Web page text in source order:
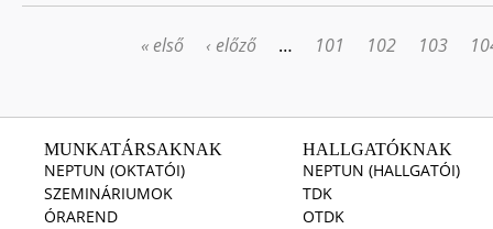
« első ‹ előző … 101 102 103
MUNKATÁRSAKNAK
NEPTUN (OKTATÓI)
SZEMINÁRIUMOK
ÓRAREND
HALLGATÓKNAK
NEPTUN (HALLGATÓI)
TDK
OTDK